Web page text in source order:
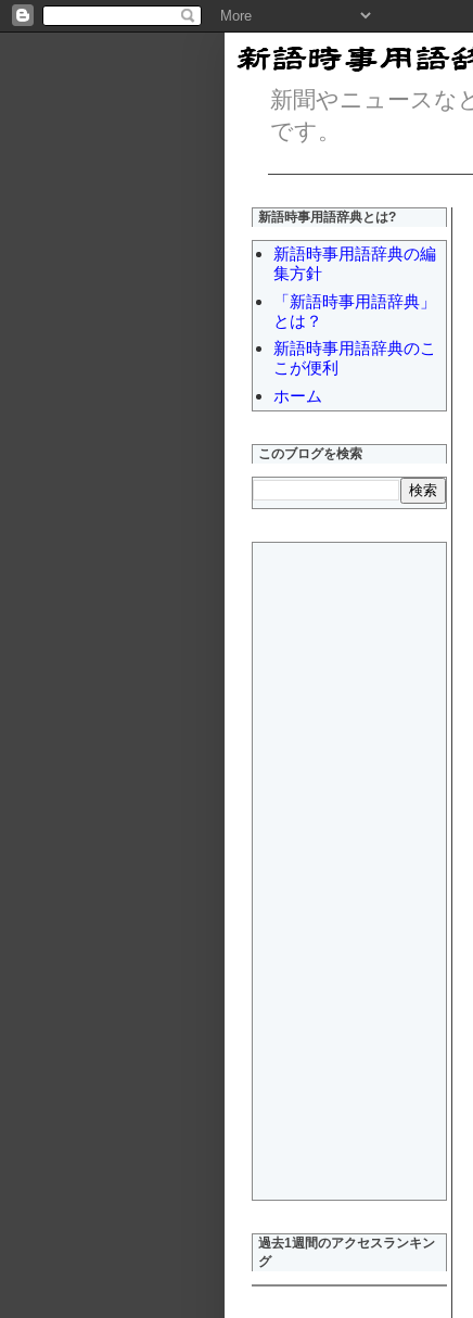
新聞やニュースな
です。
新語時事用語辞典とは?
新語時事用語辞典の編
集方針
「新語時事用語辞典」
とは？
新語時事用語辞典のこ
こが便利
ホーム
このブログを検索
過去1週間のアクセスランキン
グ